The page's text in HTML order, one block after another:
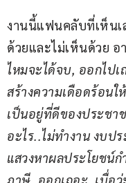
งานนี้แฟนคลับที่เห็นเ
ด้วยและไม่เห็นด้วย อ
ไหมจะได้จบ, ออกไป
สร้างความเดือดร้อน
เป็นอยู่ที่ดีของประชา
อะไร..ไม่ทำงาน งบป
แสวงหาผลประโยชน์